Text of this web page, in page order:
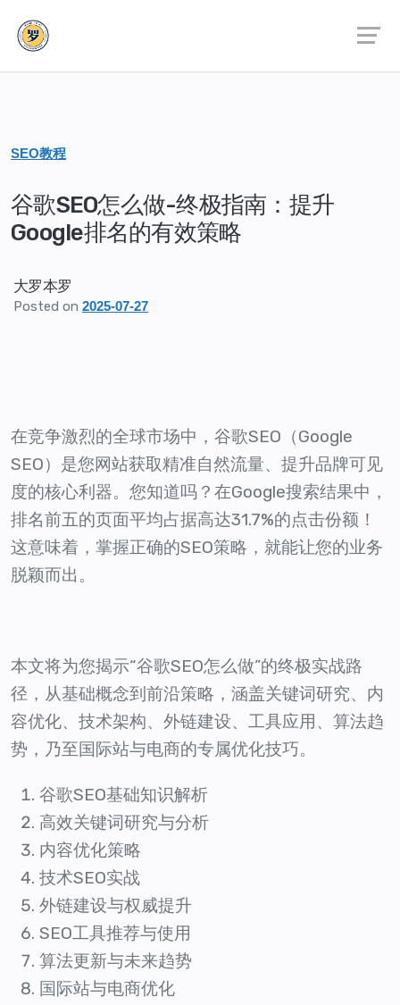
SEO教程
谷歌SEO怎么做-终极指南：提升
Google排名的有效策略
大罗本罗
Posted on 2025-07-27
在竞争激烈的全球市场中，谷歌SEO（Google
SEO）是您网站获取精准自然流量、提升品牌可见
度的核心利器。您知道吗？在Google搜索结果中，
排名前五的页面平均占据高达31.7%的点击份额！
这意味着，掌握正确的SEO策略，就能让您的业务
脱颖而出。
本文将为您揭示“谷歌SEO怎么做”的终极实战路
径，从基础概念到前沿策略，涵盖关键词研究、内
容优化、技术架构、外链建设、工具应用、算法趋
势，乃至国际站与电商的专属优化技巧。
谷歌SEO基础知识解析
高效关键词研究与分析
内容优化策略
技术SEO实战
外链建设与权威提升
SEO工具推荐与使用
算法更新与未来趋势
国际站与电商优化